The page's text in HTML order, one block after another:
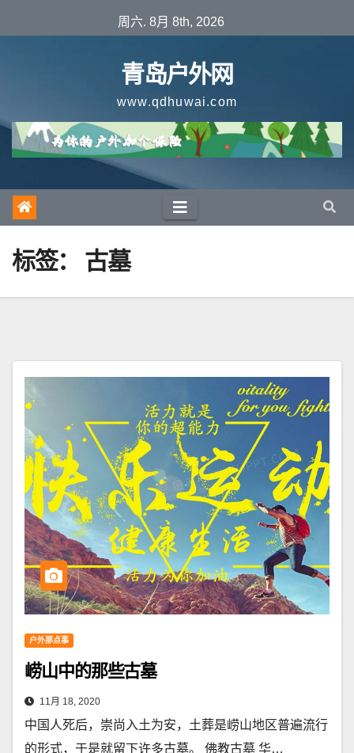
至
周六. 8月 8th, 2026
青岛户外网
www.qdhuwai.com
标签： 古墓
户外那点事
崂山中的那些古墓
11月 18, 2020
中国人死后，崇尚入土为安，土葬是崂山地区普遍流行
的形式，于是就留下许多古墓。 佛教古墓 华…